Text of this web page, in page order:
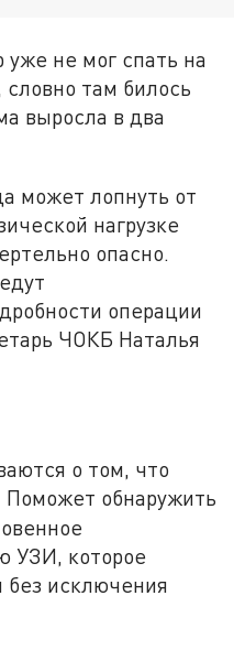
не мог спать на
там билось
выросла в два
может лопнуть от
нагрузке
опасно.
операции
ЧОКБ Наталья
о том, что
обнаружить
УЗИ, которое
без исключения